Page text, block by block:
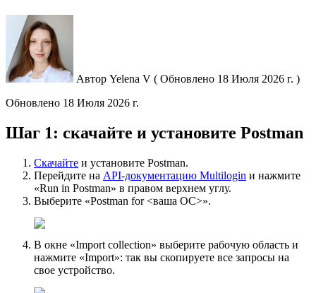
Автор Yelena V ( Обновлено 18 Июля 2026 г. )
Обновлено 18 Июля 2026 г.
Шаг 1: скачайте и установите Postman
Скачайте и установите Postman.
Перейдите на API-документацию Multilogin и нажмите
«Run in Postman» в правом верхнем углу.
Выберите «Postman for <ваша ОС>».
В окне «Import collection» выберите рабочую область и
нажмите «Import»: так вы скопируете все запросы на
свое устройство.